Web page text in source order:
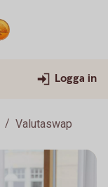
Logga in
Valutaswap